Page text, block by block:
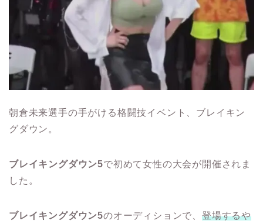
朝倉未来選手の手がける格闘技イベント、ブレイキン
グダウン。
ブレイキングダウン5で初めて女性の大会が開催されま
した。
ブレイキングダウン5のオーディションで、登場するや